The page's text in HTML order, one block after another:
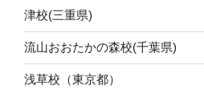
津校(三重県)
流山おおたかの森校(千葉県)
浅草校（東京都）